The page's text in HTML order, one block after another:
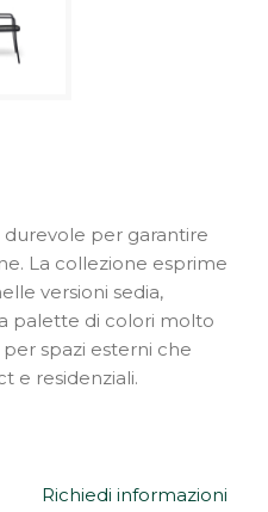
durevole per garantire
La collezione esprime
versioni sedia,
palette di colori molto
spazi esterni che
e residenziali.
Richiedi informazioni